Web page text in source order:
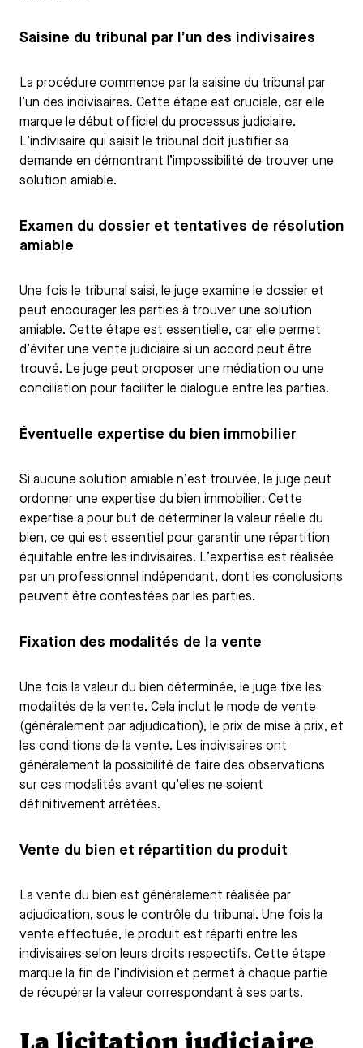
Saisine du tribunal par l’un des indivisaires
La procédure commence par la saisine du tribunal par
l’un des indivisaires. Cette étape est cruciale, car elle
marque le début officiel du processus judiciaire.
L’indivisaire qui saisit le tribunal doit justifier sa
demande en démontrant l’impossibilité de trouver une
solution amiable.
Examen du dossier et tentatives de résolution
amiable
Une fois le tribunal saisi, le juge examine le dossier et
peut encourager les parties à trouver une solution
amiable. Cette étape est essentielle, car elle permet
d’éviter une vente judiciaire si un accord peut être
trouvé. Le juge peut proposer une médiation ou une
conciliation pour faciliter le dialogue entre les parties.
Éventuelle expertise du bien immobilier
Si aucune solution amiable n’est trouvée, le juge peut
ordonner une expertise du bien immobilier. Cette
expertise a pour but de déterminer la valeur réelle du
bien, ce qui est essentiel pour garantir une répartition
équitable entre les indivisaires. L’expertise est réalisée
par un professionnel indépendant, dont les conclusions
peuvent être contestées par les parties.
Fixation des modalités de la vente
Une fois la valeur du bien déterminée, le juge fixe les
modalités de la vente. Cela inclut le mode de vente
(généralement par adjudication), le prix de mise à prix, et
les conditions de la vente. Les indivisaires ont
généralement la possibilité de faire des observations
sur ces modalités avant qu’elles ne soient
définitivement arrêtées.
Vente du bien et répartition du produit
La vente du bien est généralement réalisée par
adjudication, sous le contrôle du tribunal. Une fois la
vente effectuée, le produit est réparti entre les
indivisaires selon leurs droits respectifs. Cette étape
marque la fin de l’indivision et permet à chaque partie
de récupérer la valeur correspondant à ses parts.